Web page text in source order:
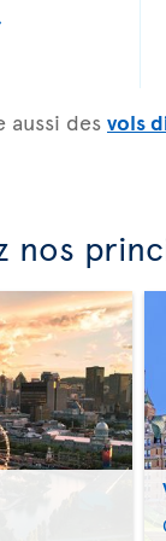
aussi des vols
nos